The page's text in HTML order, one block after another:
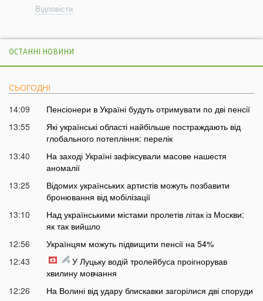
Відповісти
ОСТАННІ НОВИНИ
СЬОГОДНІ
14:09
Пенсіонери в Україні будуть отримувати по дві пенсії
13:55
Які українські області найбільше постраждають від
глобального потепління: перелік
13:40
На заході Україні зафіксували масове нашестя
аномалії
13:25
Відомих українських артистів можуть позбавити
бронювання від мобілізації
13:10
Над українськими містами пролетів літак із Москви:
як так вийшло
12:56
Українцям можуть підвищити пенсії на 54%
12:43
У Луцьку водій тролейбуса проігнорував
хвилину мовчання
12:26
На Волині від удару блискавки загорілися дві споруди